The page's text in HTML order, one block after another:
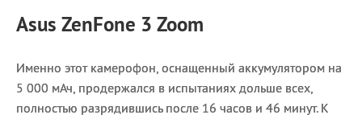
Asus ZenFone 3 Zoom
Именно этот камерофон, оснащенный аккумулятором на
5 000 мАч, продержался в испытаниях дольше всех,
полностью разрядившись после 16 часов и 46 минут. К